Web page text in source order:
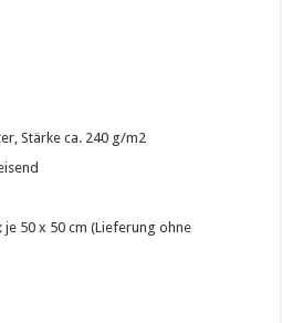
Stärke ca. 240 g/m2
50 x 50 cm (Lieferung ohne